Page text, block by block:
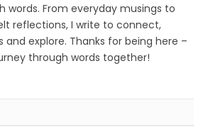
words. From everyday musings to
reflections, I write to connect,
and explore. Thanks for being here –
through words together!